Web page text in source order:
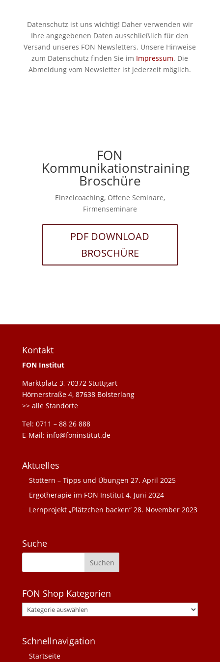
Datenschutz ist uns wichtig! Daher verwenden wir
Ihre angegebenen Daten ausschließlich für den
Versand unseres FON Newsletters. Unsere Hinweise
zum Datenschutz finden Sie im Impressum. Die
Abmeldung vom Newsletter ist jederzeit möglich.
FON
Kommunikationstraining
Broschüre
Einzelcoaching, Offene Seminare,
Firmenseminare
PDF DOWNLOAD
BROSCHÜRE
Kontakt
FON Institut
Marktplatz 3, 70372 Stuttgart
Hörnerstraße 4, 87638 Bolsterlang
>> alle Standorte
Tel: 0711 – 88 26 888
E-Mail: info@foninstitut.de
Aktuelles
Stottern – Tipps und Übungen 27. April 2025
Ergotherapie im FON Institut 4. Juni 2024
Lernprojekt „Plätzchen backen“ 28. November 2023
Suche
FON Shop Kategorien
Schnellnavigation
Startseite